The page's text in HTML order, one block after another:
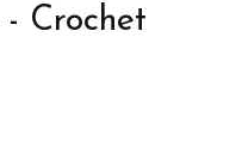
Crochet